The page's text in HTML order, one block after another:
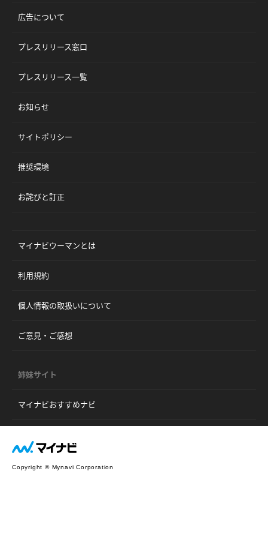
広告について
プレスリリース窓口
プレスリリース一覧
お知らせ
サイトポリシー
推奨環境
お詫びと訂正
マイナビウーマンとは
利用規約
個人情報の取扱いについて
ご意見・ご感想
姉妹サイト
マイナビおすすめナビ
Copyright © Mynavi Corporation